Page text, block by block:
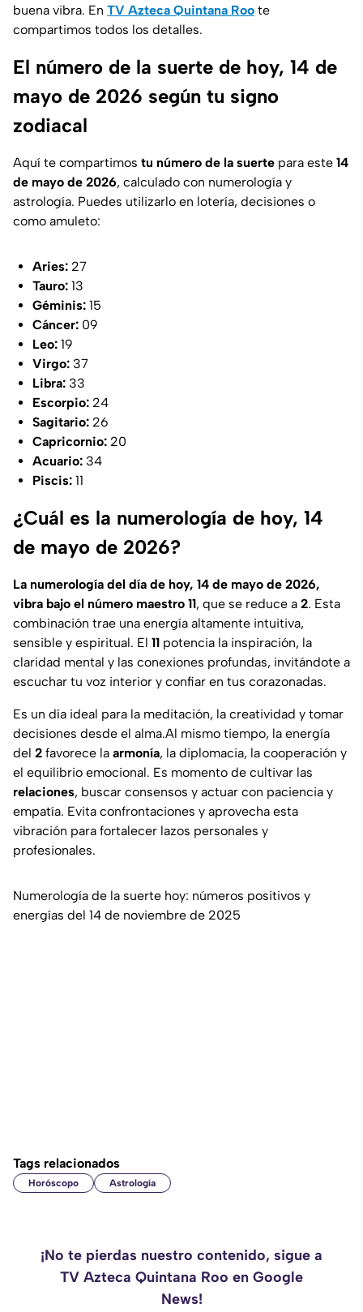
buena vibra. En TV Azteca Quintana Roo te
compartimos todos los detalles.
El número de la suerte de hoy, 14 de
mayo de 2026 según tu signo
zodiacal
Aquí te compartimos tu número de la suerte para este 14
de mayo de 2026, calculado con numerología y
astrología. Puedes utilizarlo en lotería, decisiones o
como amuleto:
Aries: 27
Tauro: 13
Géminis: 15
Cáncer: 09
Leo: 19
Virgo: 37
Libra: 33
Escorpio: 24
Sagitario: 26
Capricornio: 20
Acuario: 34
Piscis: 11
¿Cuál es la numerología de hoy, 14
de mayo de 2026?
La numerología del día de hoy, 14 de mayo de 2026,
vibra bajo el número maestro 11, que se reduce a 2. Esta
combinación trae una energía altamente intuitiva,
sensible y espiritual. El 11 potencia la inspiración, la
claridad mental y las conexiones profundas, invitándote a
escuchar tu voz interior y confiar en tus corazonadas.
Es un día ideal para la meditación, la creatividad y tomar
decisiones desde el alma.Al mismo tiempo, la energía
del 2 favorece la armonía, la diplomacia, la cooperación y
el equilibrio emocional. Es momento de cultivar las
relaciones, buscar consensos y actuar con paciencia y
empatía. Evita confrontaciones y aprovecha esta
vibración para fortalecer lazos personales y
profesionales.
Numerología de la suerte hoy: números positivos y
energías del 14 de noviembre de 2025
Tags relacionados
Horóscopo Astrología
¡No te pierdas nuestro contenido, sigue a
TV Azteca Quintana Roo en Google
News!